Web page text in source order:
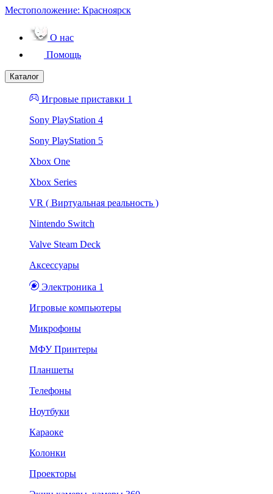
Местоположение: Красноярск
О нас
Помощь
Каталог
Игровые приставки 1
Sony PlayStation 4
Sony PlayStation 5
Xbox One
Xbox Series
VR ( Виртуальная реальность )
Nintendo Switch
Valve Steam Deck
Аксессуары
Электроника 1
Игровые компьютеры
Микрофоны
МФУ Принтеры
Планшеты
Телефоны
Ноутбуки
Караоке
Колонки
Проекторы